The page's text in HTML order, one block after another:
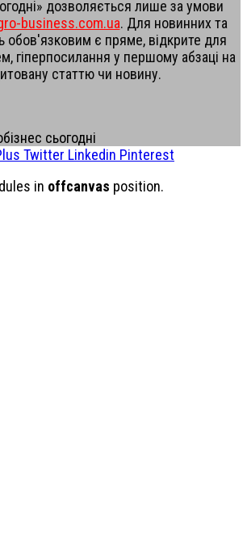
дозволяється лише за умови
business.com.ua. Для новинних та
обов'язковим є пряме, відкрите для
гіперпосилання у першому абзаці на
статтю чи новину.
сьогодні
Twitter Linkedin Pinterest
in offcanvas position.